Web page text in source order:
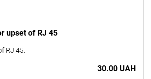
upset of RJ 45
RJ 45.
30.00 UAH